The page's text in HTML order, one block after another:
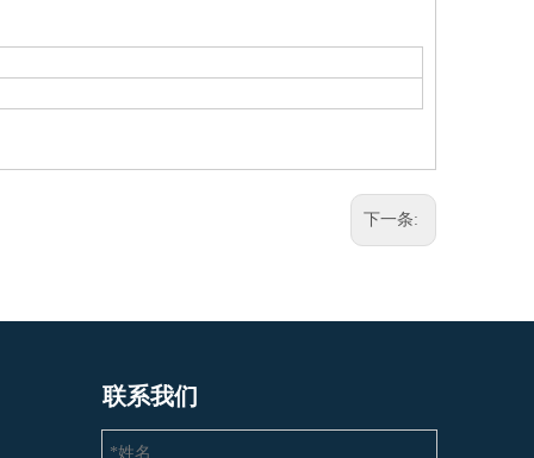
下一条:
联系我们